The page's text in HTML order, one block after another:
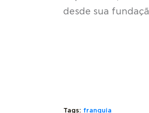
desde sua
Tags: franquia